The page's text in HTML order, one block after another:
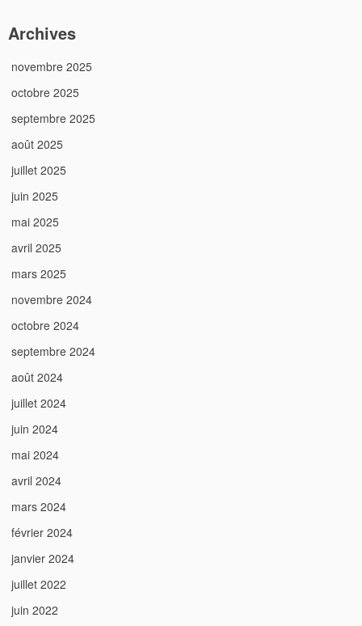
Archives
novembre 2025
octobre 2025
septembre 2025
août 2025
juillet 2025
juin 2025
mai 2025
avril 2025
mars 2025
novembre 2024
octobre 2024
septembre 2024
août 2024
juillet 2024
juin 2024
mai 2024
avril 2024
mars 2024
février 2024
janvier 2024
juillet 2022
juin 2022